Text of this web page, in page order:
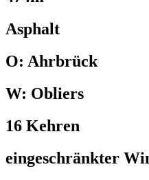
Asphalt
O: Ahrbrück
W: Obliers
16 Kehren
eingeschränkter